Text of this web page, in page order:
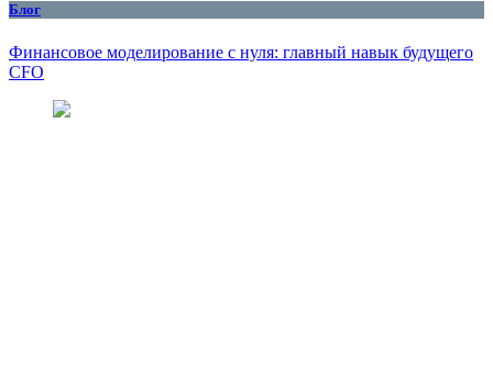
Блог
Финансовое моделирование с нуля: главный навык будущего
CFO